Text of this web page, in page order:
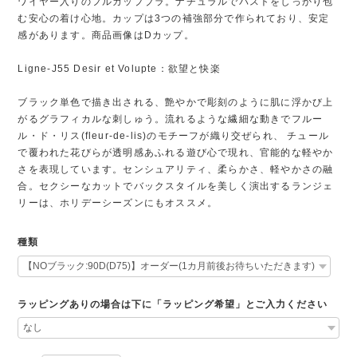
む安心の着け心地。カップは3つの補強部分で作られており、安定
感があります。商品画像はDカップ。
Ligne-J55 Desir et Volupte：欲望と快楽
ブラック単色で描き出される、艶やかで彫刻のように肌に浮かび上
がるグラフィカルな刺しゅう。流れるような繊細な動きでフルー
ル・ド・リス(fleur-de-lis)のモチーフが織り交ぜられ、 チュール
で覆われた花びらが透明感あふれる遊び心で現れ、官能的な軽やか
さを表現しています。センシュアリティ、柔らかさ、軽やかさの融
合。セクシーなカットでバックスタイルを美しく演出するランジェ
リーは、ホリデーシーズンにもオススメ。
種類
ラッピングありの場合は下に「ラッピング希望」とご入力ください